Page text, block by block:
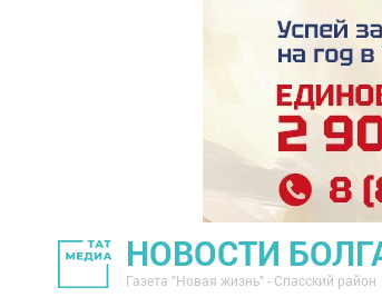
НОВОСТИ
Газета "Новая жизнь" - Спасский район